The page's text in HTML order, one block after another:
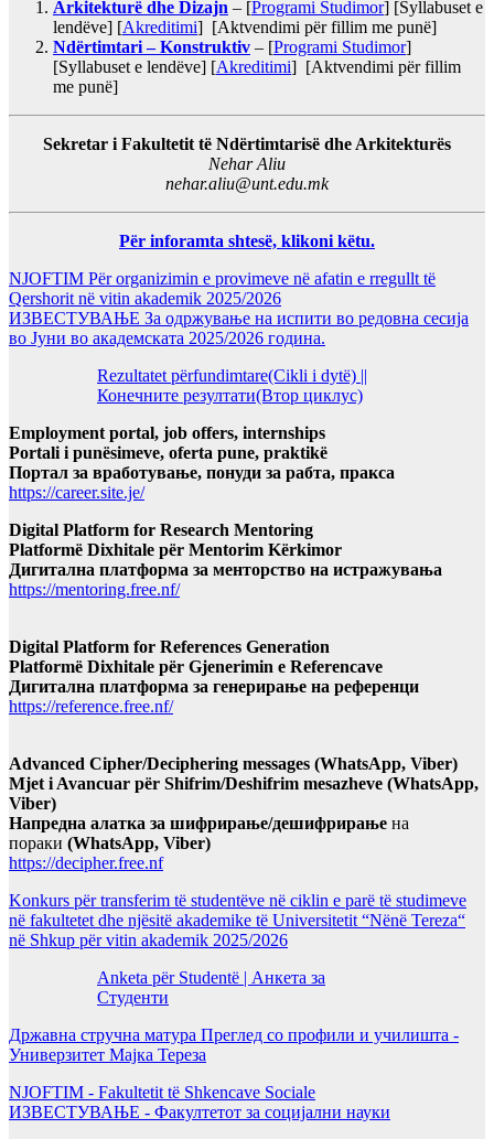
Arkitekturë dhe Dizajn – [Programi Studimor] [Syllabuset e
lendëve] [Akreditimi] [Aktvendimi për fillim me punë]
Ndërtimtari – Konstruktiv – [Programi Studimor]
[Syllabuset e lendëve] [Akreditimi] [Aktvendimi për fillim
me punë]
Sekretar i Fakultetit të Ndërtimtarisë dhe Arkitekturës
Nehar Aliu
nehar.aliu@unt.edu.mk
Për inforamta shtesë, klikoni këtu.
NJOFTIM Për organizimin e provimeve në afatin e rregullt të
Qershorit në vitin akademik 2025/2026
ИЗВЕСТУВАЊЕ За одржување на испити во редовна сесија
во Јуни во академската 2025/2026 година.
Rezultatet përfundimtare(Cikli i dytë) ||
Конечните резултати(Втор циклус)
Employment portal, job offers, internships
Portali i punësimeve, oferta pune, praktikë
Портал за вработување, понуди за рабта, пракса
https://career.site.je/
Digital Platform for Research Mentoring
Platformë Dixhitale për Mentorim Kërkimor
Дигитална платформа за менторство на истражувања
https://mentoring.free.nf/
Digital Platform for References Generation
Platformë Dixhitale për Gjenerimin e Referencave
Дигитална платформа за генерирање на референци
https://reference.free.nf/
Advanced Cipher/Deciphering messages (WhatsApp, Viber)
Mjet i Avancuar për Shifrim/Deshifrim mesazheve (WhatsApp,
Viber)
Напредна алатка за шифрирање/дешифрирање на
пораки (WhatsApp, Viber)
https://decipher.free.nf
Konkurs për transferim të studentëve në ciklin e parë të studimeve
në fakultetet dhe njësitë akademike të Universitetit “Nënë Tereza“
në Shkup për vitin akademik 2025/2026
Anketa për Studentë | Анкета за
Студенти
Државна стручна матура Преглед со профили и училишта -
Универзитет Мајка Тереза
NJOFTIM - Fakultetit të Shkencave Sociale
ИЗВЕСТУВАЊЕ - Факултетот за социјални науки